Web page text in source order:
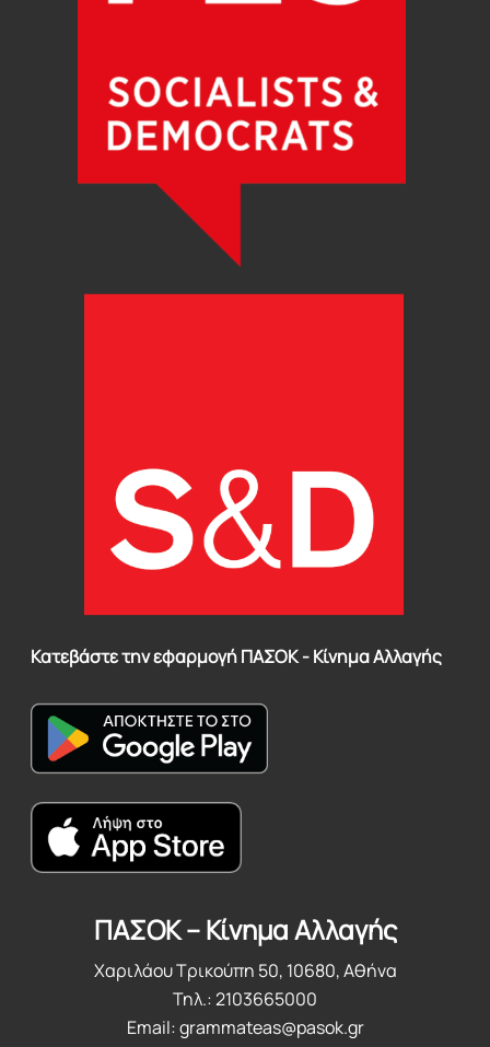
Κατεβάστε την εφαρμογή ΠΑΣΟΚ - Κίνημα Αλλαγής
ΠΑΣΟΚ – Κίνημα Αλλαγής
Χαριλάου Τρικούπη 50, 10680, Αθήνα
Τηλ.: 2103665000
Email:grammateas@pasok.gr